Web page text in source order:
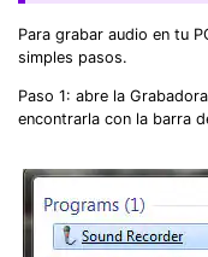
Para grabar audio en tu
simples pasos.
Paso 1: abre la
encontrarla con la barra